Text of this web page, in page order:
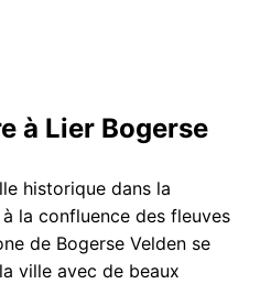
à Lier Bogerse
historique dans la
la confluence des fleuves
de Bogerse Velden se
ville avec de beaux